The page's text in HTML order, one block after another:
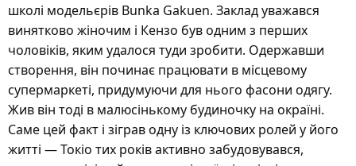
школі модельєрів Bunka Gakuen. Заклад уважався
винятково жіночим і Кензо був одним з перших
чоловіків, яким удалося туди зробити. Одержавши
створення, він починає працювати в місцевому
супермаркеті, придумуючи для нього фасони одягу.
Жив він тоді в малюсінькому будиночку на окраїні.
Саме цей факт і зіграв одну із ключових ролей у його
житті — Токіо тих років активно забудовувався,